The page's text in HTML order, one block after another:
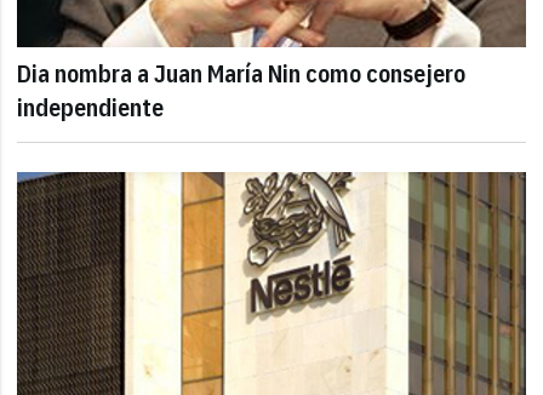
Dia nombra a Juan María Nin como consejero
independiente